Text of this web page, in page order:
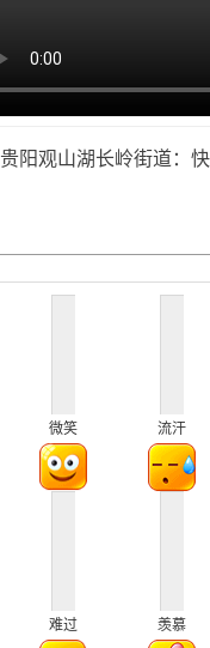
贵阳观山湖长岭街道：
微笑 流汗
难过 羡慕